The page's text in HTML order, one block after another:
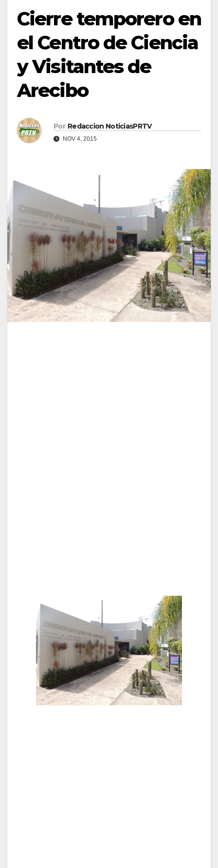
Cierre temporero en
el Centro de Ciencia
y Visitantes de
Arecibo
Por Redaccion NoticiasPRTV
NOV 4, 2015